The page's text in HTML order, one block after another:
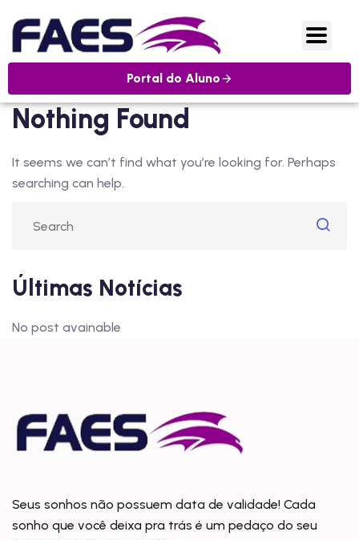
Portal do Aluno
Nothing Found
It seems we can’t find what you’re looking for. Perhaps
searching can help.
Últimas Notícias
No post avainable
Seus sonhos não possuem data de validade! Cada
sonho que você deixa pra trás é um pedaço do seu